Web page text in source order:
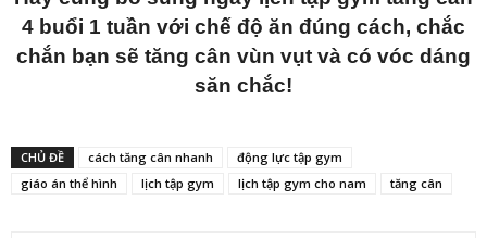
4 buổi 1 tuần với chế độ ăn đúng cách, chắc
chắn bạn sẽ tăng cân vùn vụt và có vóc dáng
săn chắc!
CHỦ ĐỀ cách tăng cân nhanh
động lực tập gym
giáo án thể hình
lịch tập gym lịch tập gym cho nam tăng cân